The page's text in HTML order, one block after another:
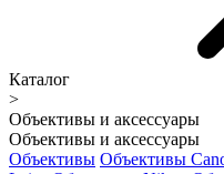
Каталог
>
Объективы и аксессуары
Объективы и аксессуары
Объективы Объективы